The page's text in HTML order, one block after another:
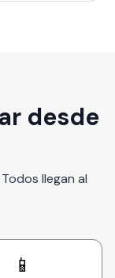
desde
llegan al
📱